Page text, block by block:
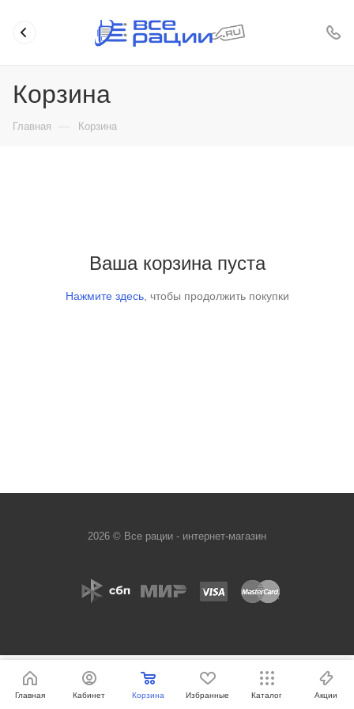
Корзина
Главная — Корзина
Ваша корзина пуста
Нажмите здесь, чтобы продолжить покупки
2026 © Все рации - интернет-магазин
Главная Кабинет Корзина Избранные Каталог Акции